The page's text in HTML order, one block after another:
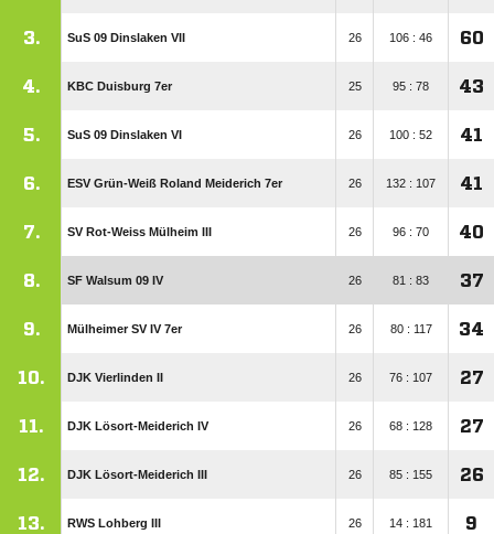
3. SuS 09 Dinslaken VII 26 106 : 46 60
4. KBC Duisburg 7er 25 95 : 78 43
5. SuS 09 Dinslaken VI 26 100 : 52 41
6. ESV Grün-Weiß Roland Meiderich 7er 26 132 : 107 41
7. SV Rot-Weiss Mülheim III 26 96 : 70 40
8. SF Walsum 09 IV 26 81 : 83 37
9. Mülheimer SV IV 7er 26 80 : 117 34
10. DJK Vierlinden II 26 76 : 107 27
11. DJK Lösort-Meiderich IV 26 68 : 128 27
12. DJK Lösort-Meiderich III 26 85 : 155 26
13. RWS Lohberg III 26 14 : 181 9